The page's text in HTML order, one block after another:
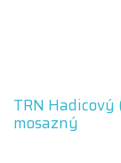
TRN
mosazný